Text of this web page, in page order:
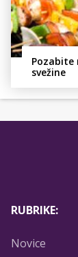
Pozabite
svežine
RUBRIKE:
Novice